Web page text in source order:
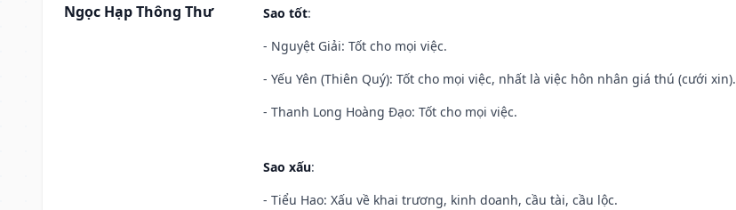
Ngọc Hạp Thông Thư Sao tốt:
- Nguyệt Giải: Tốt cho mọi việc.
- Yếu Yên (Thiên Quý): Tốt cho mọi việc, nhất là việc hôn nhân giá thú (cưới xin).
- Thanh Long Hoàng Đạo: Tốt cho mọi việc.
Sao xấu:
- Tiểu Hao: Xấu về khai trương, kinh doanh, cầu tài, cầu lộc.